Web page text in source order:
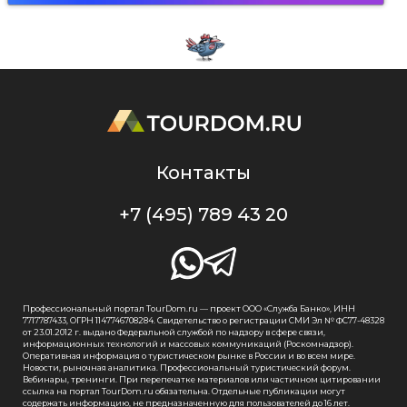
Контакты
+7 (495) 789 43 20
Профессиональный портал TourDom.ru — проект ООО «Служба Банко», ИНН
7717787433, ОГРН 1147746708284. Свидетельство о регистрации СМИ Эл № ФС77-48328
от 23.01.2012 г. выдано Федеральной службой по надзору в сфере связи,
информационных технологий и массовых коммуникаций (Роскомнадзор).
Оперативная информация о туристическом рынке в России и во всем мире.
Новости, рыночная аналитика. Профессиональный туристический форум.
Вебинары, тренинги. При перепечатке материалов или частичном цитировании
ссылка на портал TourDom.ru обязательна. Отдельные публикации могут
содержать информацию, не предназначенную для пользователей до 16 лет.